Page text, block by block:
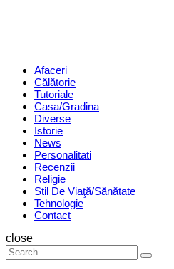
Menu Afaceri
Călătorie
Tutoriale
Casa/Gradina
Diverse
Istorie
News
Personalitati
Recenzii
Religie
Stil De Viaţă/Sănătate
Tehnologie
Contact
Search
close
Search
for:
Search